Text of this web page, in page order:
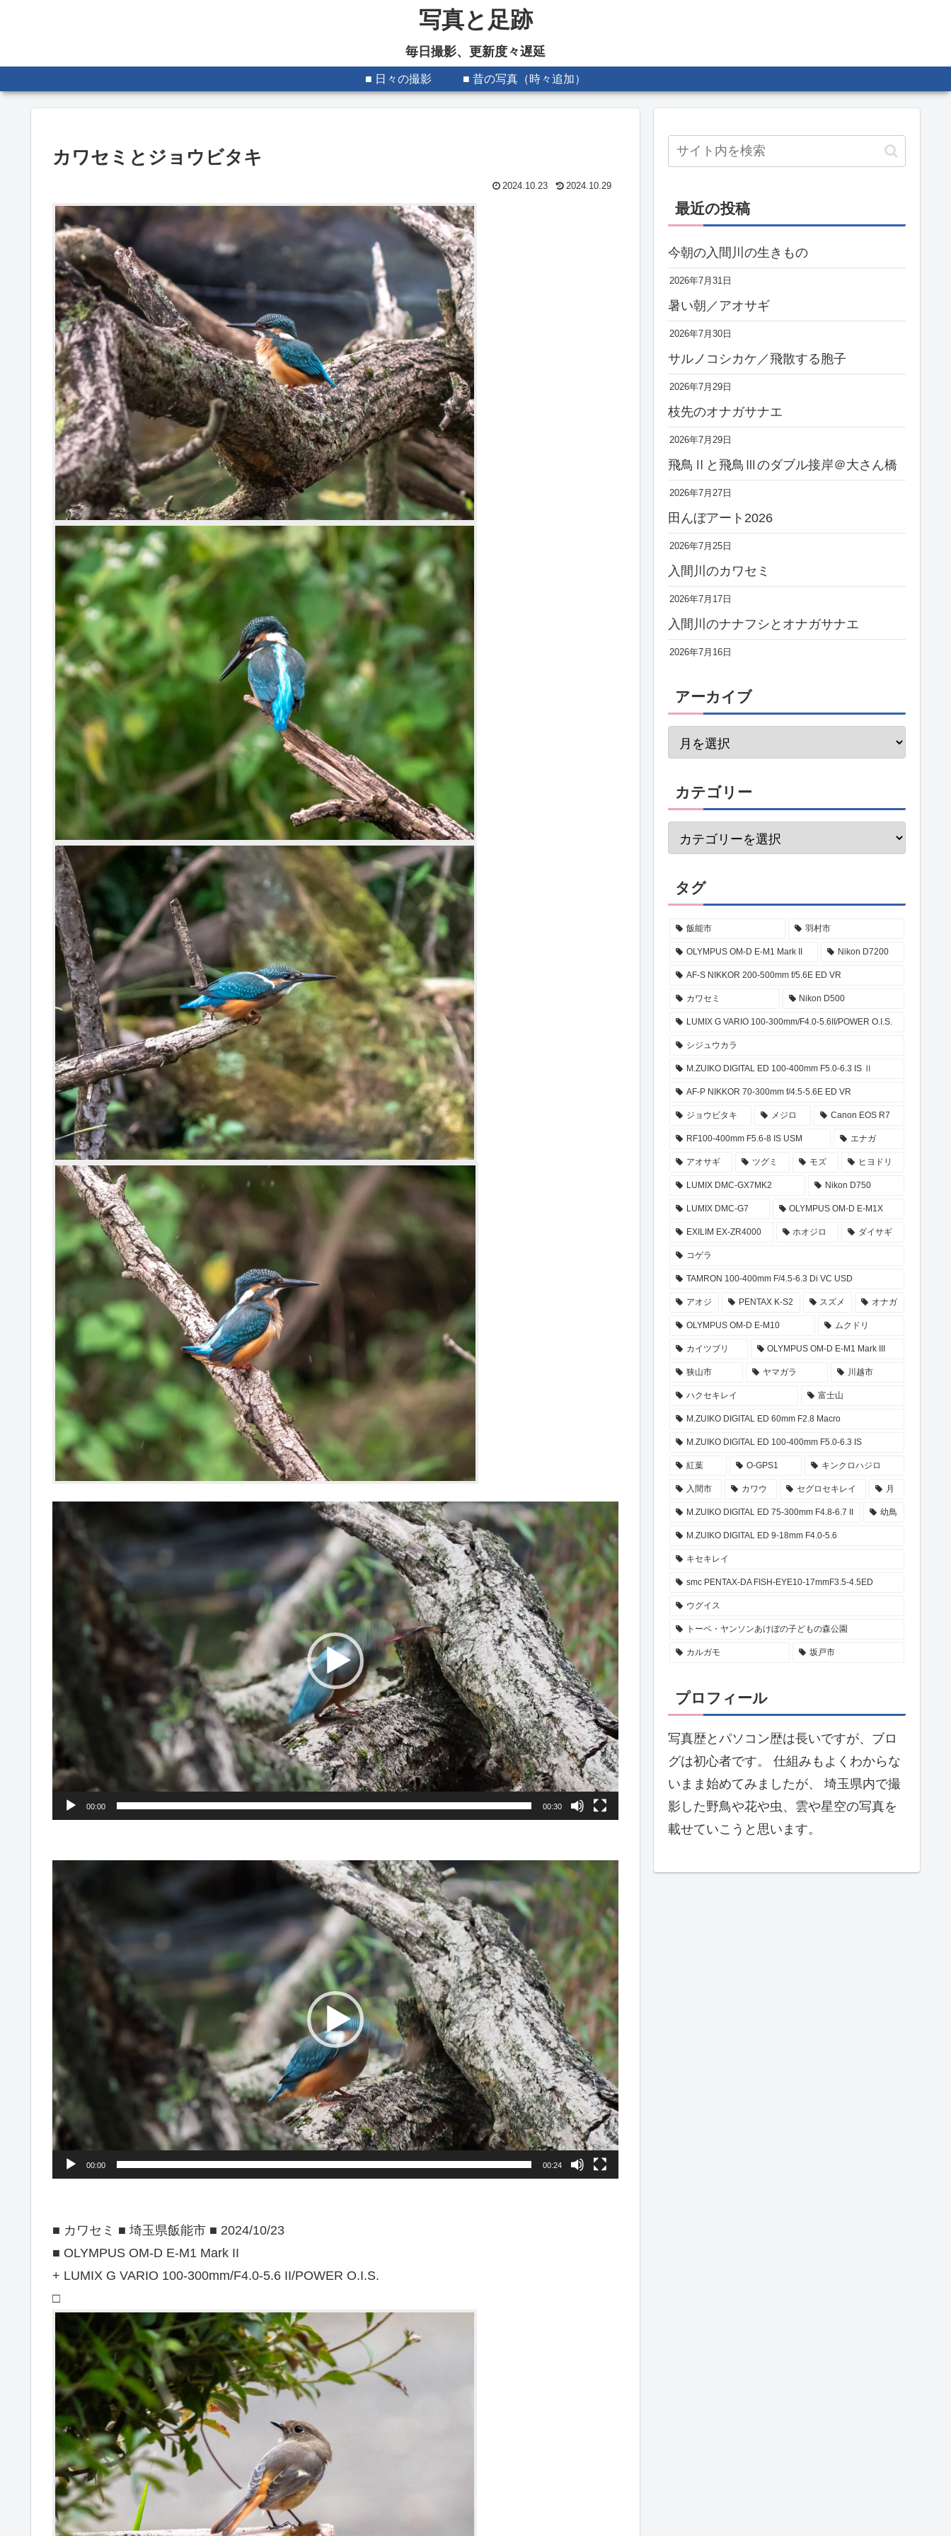
写真と足跡
毎日撮影、更新度々遅延
■ 日々の撮影 ■ 昔の写真（時々追加）
カワセミとジョウビタキ
2024.10.23 2024.10.29
動
00:00 00:30
動
00:00 00:24
■ カワセミ ■ 埼玉県飯能市 ■ 2024/10/23
■ OLYMPUS OM-D E-M1 Mark II
+ LUMIX G VARIO 100-300mm/F4.0-5.6 II/POWER O.I.S.
□
最近の投稿
今朝の入間川の生きもの
2026年7月31日
暑い朝／アオサギ
2026年7月30日
サルノコシカケ／飛散する胞子
2026年7月29日
枝先のオナガサナエ
2026年7月29日
飛鳥Ⅱと飛鳥Ⅲのダブル接岸＠大さん橋
2026年7月27日
田んぼアート2026
2026年7月25日
入間川のカワセミ
2026年7月17日
入間川のナナフシとオナガサナエ
2026年7月16日
アーカイブ
カテゴリー
タグ
飯能市 羽村市
OLYMPUS OM-D E-M1 Mark II Nikon D7200
AF-S NIKKOR 200-500mm f/5.6E ED VR
カワセミ Nikon D500
LUMIX G VARIO 100-300mm/F4.0-5.6II/POWER O.I.S.
シジュウカラ
M.ZUIKO DIGITAL ED 100-400mm F5.0-6.3 IS Ⅱ
AF-P NIKKOR 70-300mm f/4.5-5.6E ED VR
ジョウビタキ メジロ Canon EOS R7
RF100-400mm F5.6-8 IS USM エナガ
アオサギ ツグミ モズ ヒヨドリ
LUMIX DMC-GX7MK2 Nikon D750
LUMIX DMC-G7 OLYMPUS OM-D E-M1X
EXILIM EX-ZR4000 ホオジロ ダイサギ
コゲラ
TAMRON 100-400mm F/4.5-6.3 Di VC USD
アオジ PENTAX K-S2 スズメ オナガ
OLYMPUS OM-D E-M10 ムクドリ
カイツブリ OLYMPUS OM-D E-M1 Mark III
狭山市 ヤマガラ 川越市
ハクセキレイ 富士山
M.ZUIKO DIGITAL ED 60mm F2.8 Macro
M.ZUIKO DIGITAL ED 100-400mm F5.0-6.3 IS
紅葉 O-GPS1 キンクロハジロ
入間市 カワウ セグロセキレイ 月
M.ZUIKO DIGITAL ED 75-300mm F4.8-6.7 II 幼鳥
M.ZUIKO DIGITAL ED 9-18mm F4.0-5.6
キセキレイ
smc PENTAX-DA FISH-EYE10-17mmF3.5-4.5ED
ウグイス
トーベ・ヤンソンあけぼの子どもの森公園
カルガモ 坂戸市
プロフィール
写真歴とパソコン歴は長いですが、ブロ
グは初心者です。 仕組みもよくわからな
いまま始めてみましたが、 埼玉県内で撮
影した野鳥や花や虫、雲や星空の写真を
載せていこうと思います。